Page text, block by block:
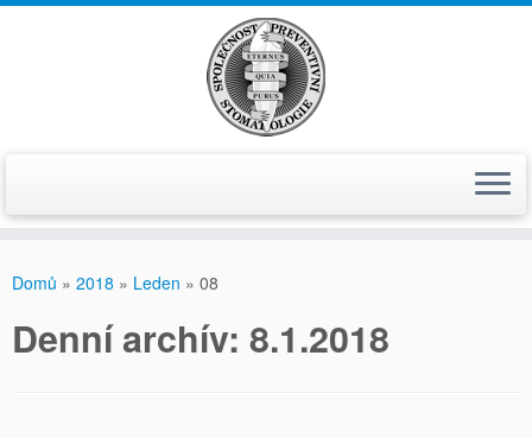
Domů » 2018 » Leden » 08
Denní­ archí­v: 8.1.2018